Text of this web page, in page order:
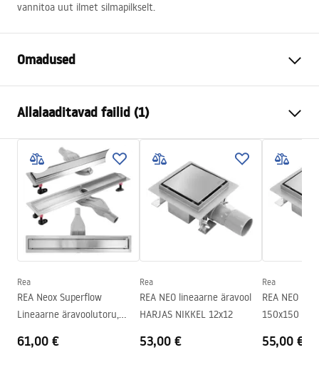
vannitoa uut ilmet silmapilkselt.
Omadused
Kraanikaussi tüüp
Äravoolu pikkus (cm)
90
Drenaažimaterjal
AISI 304 roostevaba teras
Värv
Harjatud teras
Kraanikaussi tüüp
ühepoolne plaadi sisestamiseks
Mahutavus
Kest
Garantii
Teraskonstruktsiooni puhul 120
kuud, muude elementide puhul
24 kuud
Allalaaditavad failid (1)
Kokkupaneku juhised
LINEAR-3.pdf
Rea
REA Neox Superflow
Lineaarne äravoolutoru,
61,00 €
Rea
REA NEO lineaarne äravool
HARJAS NIKKEL 12x12
53,00 €
Rea
REA NEO
150x150
55,00 €